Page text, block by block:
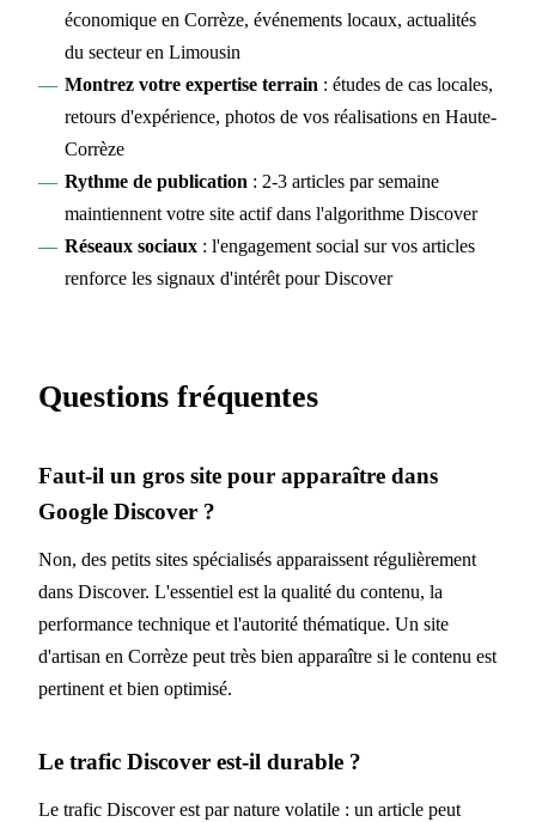
économique en Corrèze, événements locaux, actualités
du secteur en Limousin
Montrez votre expertise terrain: études de cas locales,
retours d'expérience, photos de vos réalisations en Haute-
Corrèze
Rythme de publication: 2-3 articles par semaine
maintiennent votre site actif dans l'algorithme Discover
Réseaux sociaux: l'engagement social sur vos articles
renforce les signaux d'intérêt pour Discover
Questions fréquentes
Faut-il un gros site pour apparaître dans
Google Discover ?
Non, des petits sites spécialisés apparaissent régulièrement
dans Discover. L'essentiel est la qualité du contenu, la
performance technique et l'autorité thématique. Un site
d'artisan en Corrèze peut très bien apparaître si le contenu est
pertinent et bien optimisé.
Le trafic Discover est-il durable ?
Le trafic Discover est par nature volatile : un article peut